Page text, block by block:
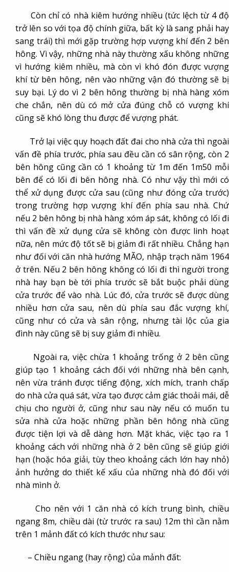
Còn chỉ có nhà kiêm hướng nhiều (tức lệch từ 4 độ
trở lên so với tọa độ chính giữa, bất kỳ là sang phải hay
sang trái) thì mới gặp trường hợp vượng khí đến 2 bên
hông. Vì vậy, những nhà này thường xấu không những
vì hướng kiêm nhiều, mà còn vì khó đón được vượng
khí từ bên hông, nên vào những vận đó thường sẽ bị
suy bại. Lý do vì 2 bên hông thường bị nhà hàng xóm
che chắn, nên dù có mở cửa đúng chỗ có vượng khí
cũng sẽ khó lòng thu được để vượng phát.
Trở lại việc quy hoạch đất đai cho nhà cửa thì ngoài
vấn đề phía trước, phía sau đều cần có sân rộng, còn 2
bên hông cũng cần có 1 khoảng từ 1m đến 1m50 mỗi
bên để có lối đi bên hông nhà. Có như vậy thì mới có
thể xử dụng được cửa sau (cũng như đóng cửa trước)
trong trường hợp vượng khí đến phía sau nhà. Chứ
nếu 2 bên hông bị nhà hàng xóm áp sát, không có lối đi
thì vấn đề xử dụng cửa sẽ không còn được linh hoạt
nữa, nên mức độ tốt sẽ bị giảm đi rất nhiều. Chẳng hạn
như đối với căn nhà hướng MÃO, nhập trạch năm 1964
ở trên. Nếu 2 bên hông không có lối đi thì người trong
nhà hay bạn bè tới phía trước sẽ bắt buộc phải dùng
cửa trước để vào nhà. Lúc đó, cửa trước sẽ được dùng
nhiều hơn cửa sau, nên dù phía sau đắc vượng khí,
cũng như có cửa và sân rộng, nhưng tài lộc của gia
đình này cũng sẽ bị suy giảm đi nhiều.
Ngoài ra, việc chừa 1 khoảng trống ở 2 bên cũng
giúp tạo 1 khoảng cách đối với những nhà bên cạnh,
nên vừa tránh được tiếng động, xích mích, tranh chấp
do nhà cửa quá sát, vừa tạo được cảm giác thoải mái, dễ
chịu cho người ở, cũng như sau này nếu có muốn tu
sửa nhà cửa hoặc những phần bên hông nhà cũng
được tiện lợi và dễ dàng hơn. Mặt khác, việc tạo ra 1
khoảng cách với những nhà ở 2 bên cũng sẽ giúp giới
hạn (hoặc hóa giải, tùy theo khoảng cách lớn hay nhỏ)
ảnh hưởng do thiết kế xấu của những nhà đó đối với
nhà mình ở.
Cho nên với 1 căn nhà có kích trung bình, chiều
ngang 8m, chiều dài (từ trước ra sau) 12m thì cần nằm
trên 1 mảnh đất có kích thước như sau:
– Chiều ngang (hay rộng) của mảnh đất: